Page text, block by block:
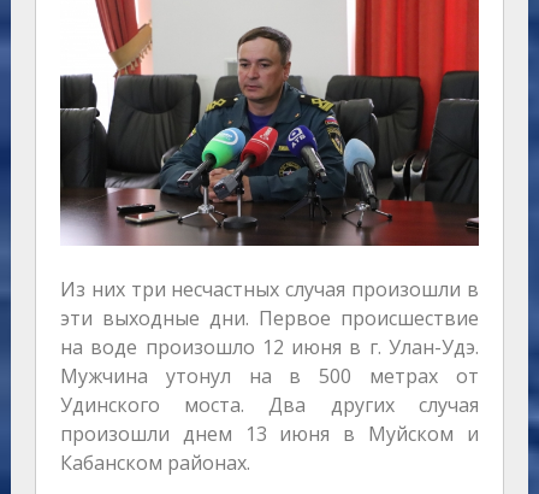
Из них три несчастных случая произошли в
эти выходные дни. Первое происшествие
на воде произошло 12 июня в г. Улан-Удэ.
Мужчина утонул на в 500 метрах от
Удинского моста. Два других случая
произошли днем 13 июня в Муйском и
Кабанском районах.